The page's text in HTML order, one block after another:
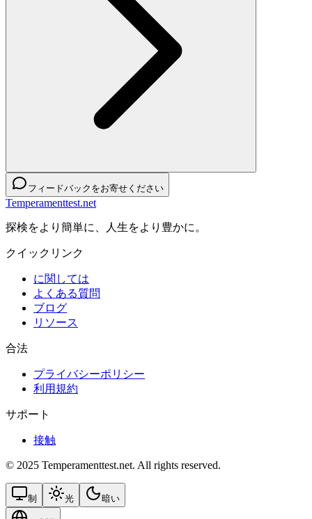
フィードバックをお寄せください
Temperamenttest.net
探検をより簡単に、人生をより豊かに。
クイックリンク
に関しては
よくある質問
ブログ
リソース
合法
プライバシーポリシー
利用規約
サポート
接触
© 2025 Temperamenttest.net. All rights reserved.
制 光 暗い